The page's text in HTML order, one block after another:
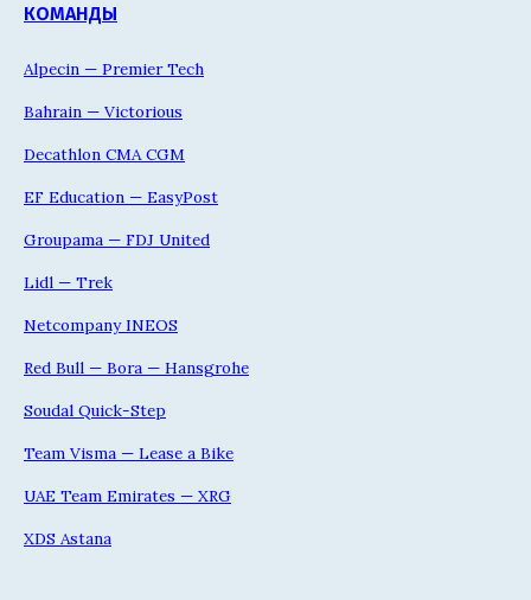
КОМАНДЫ
Alpecin — Premier Tech
Bahrain — Victorious
Decathlon CMA CGM
EF Education — EasyPost
Groupama — FDJ United
Lidl — Trek
Netcompany INEOS
Red Bull — Bora — Hansgrohe
Soudal Quick-Step
Team Visma — Lease a Bike
UAE Team Emirates — XRG
XDS Astana